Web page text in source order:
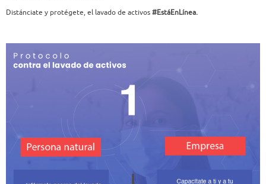
Distánciate y protégete, el lavado de activos #EstáEnLínea.